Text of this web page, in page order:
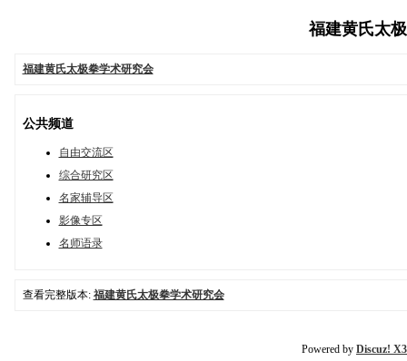
福建黄氏太
福建黄氏太极拳学术研究会
公共频道
自由交流区
综合研究区
名家辅导区
影像专区
名师语录
查看完整版本: 福建黄氏太极拳学术研究会
Powered by Discuz!